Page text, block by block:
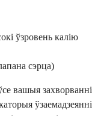
ўзровень калію
сэрца)
вашыя захворванні
ўзаемадзеянні